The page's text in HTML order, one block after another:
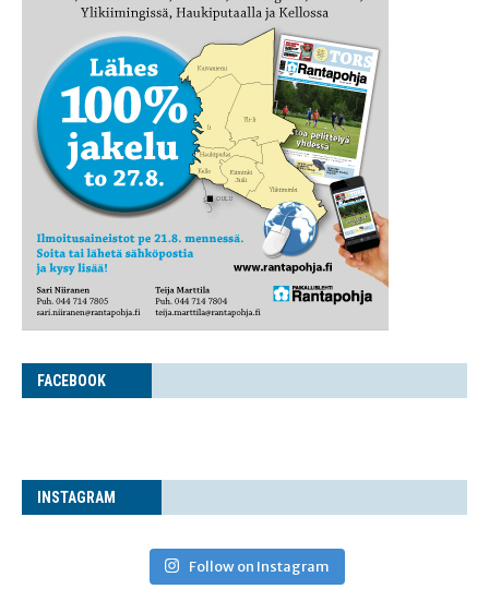
FACE­BOOK
INS­TA­GRAM
Follow on Instagram